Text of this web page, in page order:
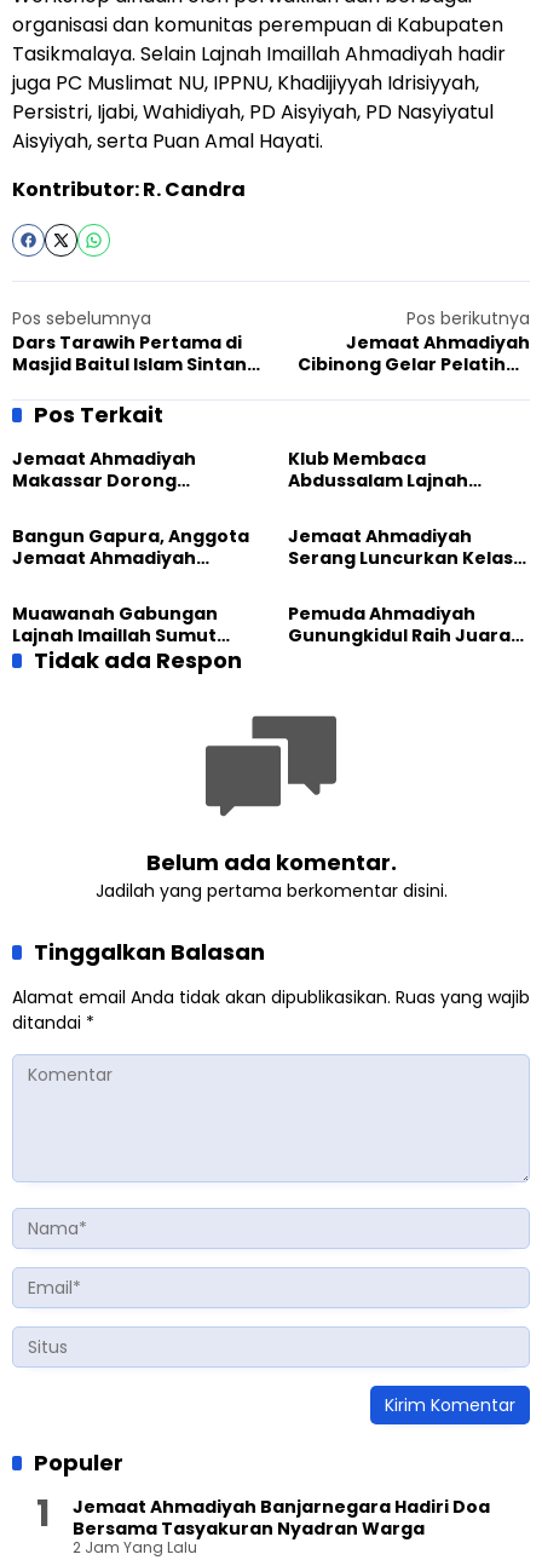
organisasi dan komunitas perempuan di Kabupaten
Tasikmalaya. Selain Lajnah Imaillah Ahmadiyah hadir
juga PC Muslimat NU, IPPNU, Khadijiyyah Idrisiyyah,
Persistri, Ijabi, Wahidiyah, PD Aisyiyah, PD Nasyiyatul
Aisyiyah, serta Puan Amal Hayati.
Kontributor: R. Candra
Pos sebelumnya
Dars Tarawih Pertama di
Masjid Baitul Islam Sintang,
Hikmah Ramadhan
Pos berikutnya
Jemaat Ahmadiyah
Cibinong Gelar Pelatihan
DihadiriPresidium
Pos Terkait
Jemaat Ahmadiyah
Makassar Dorong
Lewat Edukasi Ekoteologi
Klub Membaca
Abdussalam Lajnah
Gelar Diskusi dan
Tadabbur Alam
Bangun Gapura, Anggota
Jemaat Ahmadiyah
Sambut HUT RI ke-81
Jemaat Ahmadiyah
Serang Luncurkan Kelas
Generasi Unggul
Muawanah Gabungan
Lajnah Imaillah Sumut
Hadirkan Olahraga
hingga Edukasi Tangani
Pemuda Ahmadiyah
Gunungkidul Raih Juara
Tidak ada Respon
Belum ada komentar.
Jadilah yang pertama berkomentar disini.
Tinggalkan Balasan
Alamat email Anda tidak akan dipublikasikan. Ruas yang wajib
ditandai *
Populer
Jemaat Ahmadiyah Banjarnegara Hadiri Doa
Bersama Tasyakuran Nyadran Warga
2 Jam Yang Lalu